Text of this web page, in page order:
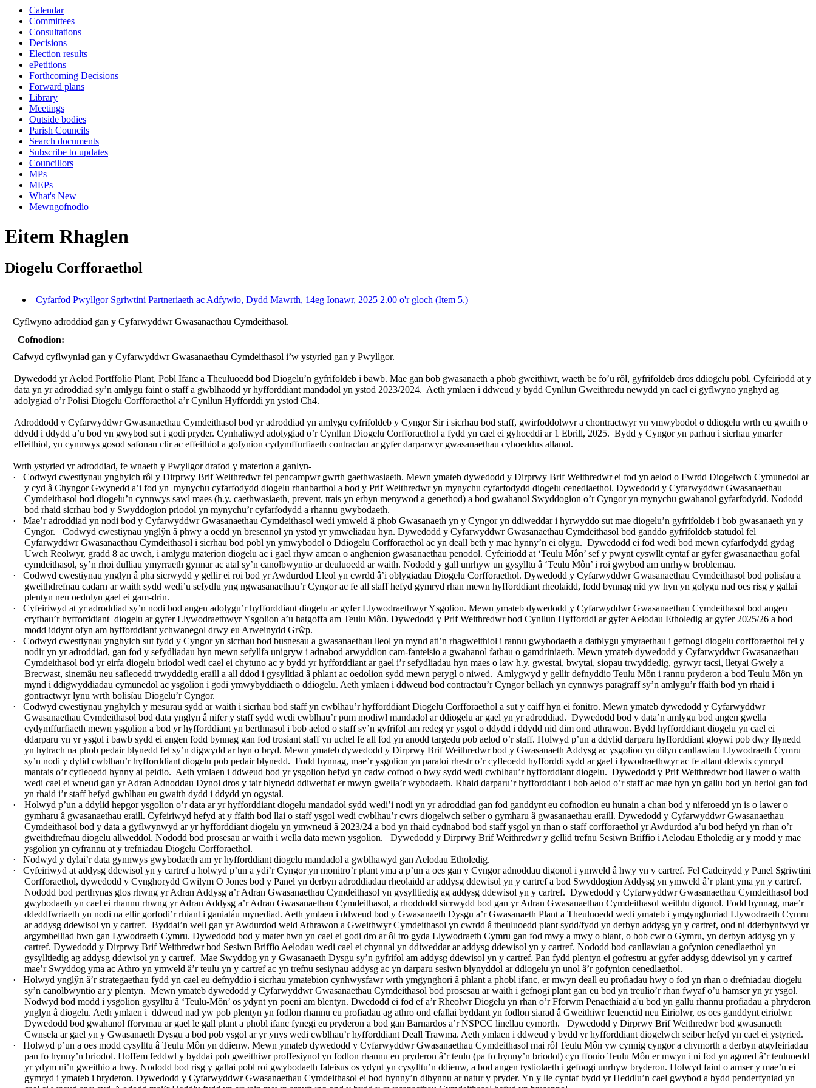
Calendar
Committees
Consultations
Decisions
Election results
ePetitions
Forthcoming Decisions
Forward plans
Library
Meetings
Outside bodies
Parish Councils
Search documents
Subscribe to updates
Councillors
MPs
MEPs
What's New
Mewngofnodio
Eitem Rhaglen
Diogelu Corfforaethol
Cyfarfod Pwyllgor Sgriwtini Partneriaeth ac Adfywio, Dydd Mawrth, 14eg Ionawr, 2025 2.00 o'r gloch (Item 5.)
Cyflwyno adroddiad gan yCyfarwyddwr Gwasanaethau Cymdeithasol.
Cofnodion:
Cafwyd cyflwyniad gan y Cyfarwyddwr Gwasanaethau Cymdeithasol i’w ystyried gan y Pwyllgor.
Dywedodd yr Aelod Portffolio Plant, Pobl Ifanc a Theuluoedd bod Diogelu’n gyfrifoldeb i bawb. Mae gan bob gwasanaeth a phob gweithiwr, waeth be fo’u rôl, gyfrifoldeb dros ddiogelu pobl. Cyfeiriodd at y
data yn yr adroddiad sy’n amlygu faint o staff a gwblhaodd yr hyfforddiant mandadol yn ystod 2023/2024. Aeth ymlaen i ddweud y bydd Cynllun Gweithredu newydd yn cael ei gyflwyno ynghyd ag
adolygiad o’r Polisi Diogelu Corfforaethol a’r Cynllun Hyfforddi yn ystod Ch4.
Adroddodd y Cyfarwyddwr Gwasanaethau Cymdeithasol bod yr adroddiad yn amlygu cyfrifoldeb y Cyngor Sir i sicrhau bod staff, gwirfoddolwyr a chontractwyr yn ymwybodol o ddiogelu wrth eu gwaith o
ddydd i ddydd a’u bod yn gwybod sut i godi pryder. Cynhaliwyd adolygiad o’r Cynllun Diogelu Corfforaethol a fydd yn cael ei gyhoeddi ar 1 Ebrill, 2025. Bydd y Cyngor yn parhau i sicrhau ymarfer
effeithiol, yn cynnwys gosod safonau clir ac effeithiol a gofynion cydymffurfiaeth contractau ar gyfer darparwyr gwasanaethau cyhoeddus allanol.
Wrth ystyried yr adroddiad, fe wnaeth y Pwyllgor drafod y materion a ganlyn-
·
Codwyd cwestiynau ynghylch rôl y Dirprwy Brif Weithredwr fel pencampwr gwrth gaethwasiaeth. Mewn ymateb dywedodd y Dirprwy Brif Weithredwr ei fod yn aelod o Fwrdd Diogelwch Cymunedol ar
y cyd â Chyngor Gwynedd a’i fod yn mynychu cyfarfodydd diogelu rhanbarthol a bod y Prif Weithredwr yn mynychu cyfarfodydd diogelu cenedlaethol. Dywedodd y Cyfarwyddwr Gwasanaethau
Cymdeithasol bod diogelu’n cynnwys sawl maes (h.y. caethwasiaeth, prevent, trais yn erbyn menywod a genethod) a bod gwahanol Swyddogion o’r Cyngor yn mynychu gwahanol gyfarfodydd. Nododd
bod rhaid sicrhau bod y Swyddogion priodol yn mynychu’r cyfarfodydd a rhannu gwybodaeth.
·
Mae’r adroddiad yn nodi bod y Cyfarwyddwr Gwasanaethau Cymdeithasol wedi ymweld â phob Gwasanaeth yn y Cyngor yn ddiweddar i hyrwyddo sut mae diogelu’n gyfrifoldeb i bob gwasanaeth yn y
Cyngor.
Codwyd cwestiynau ynglŷn â phwy a oedd yn bresennol yn ystod yr ymweliadau hyn. Dywedodd y Cyfarwyddwr Gwasanaethau Cymdeithasol bod ganddo gyfrifoldeb statudol fel
Cyfarwyddwr Gwasanaethau Cymdeithasol i sicrhau bod pobl yn ymwybodol o Ddiogelu Corfforaethol ac yn deall beth y mae hynny’n ei olygu. Dywedodd ei fod wedi bod mewn cyfarfodydd gydag
Uwch Reolwyr, gradd 8 ac uwch, i amlygu materion diogelu ac i gael rhyw amcan o anghenion gwasanaethau penodol. Cyfeiriodd at ‘Teulu Môn’ sef y pwynt cyswllt cyntaf ar gyfer gwasanaethau gofal
cymdeithasol, sy’n rhoi dulliau ymyrraeth gynnar ac atal sy’n canolbwyntio ar deuluoedd ar waith. Nododd y gall unrhyw un gysylltu â ‘Teulu Môn’ i roi gwybod am unrhyw broblemau.
·
Codwyd cwestiynau ynglyn â pha sicrwydd y gellir ei roi bod yr Awdurdod Lleol yn cwrdd â’i oblygiadau Diogelu Corfforaethol. Dywedodd y Cyfarwyddwr Gwasanaethau Cymdeithasol bod polisïau a
gweithdrefnau cadarn ar waith sydd wedi’u sefydlu yng ngwasanaethau’r Cyngor ac fe all staff hefyd gymryd rhan mewn hyfforddiant rheolaidd, fodd bynnag nid yw hyn yn golygu nad oes risg y gallai
plentyn neu oedolyn gael ei gam-drin.
·
Cyfeiriwyd at yr adroddiad sy’n nodi bod angen adolygu’r hyfforddiant diogelu ar gyfer Llywodraethwyr Ysgolion. Mewn ymateb dywedodd y Cyfarwyddwr Gwasanaethau Cymdeithasol bod angen
cryfhau’r hyfforddiant diogelu ar gyfer Llywodraethwyr Ysgolion a’u hatgoffa am Teulu Môn. Dywedodd y Prif Weithredwr bod Cynllun Hyfforddi ar gyfer Aelodau Etholedig ar gyfer 2025/26 a bod
modd iddynt ofyn am hyfforddiant ychwanegol drwy eu Arweinydd Grŵp.
·
Codwyd cwestiynau ynghylch sut fydd y Cyngor yn sicrhau bod busnesau a gwasanaethau lleol yn mynd ati’n rhagweithiol i rannu gwybodaeth a datblygu ymyraethau i gefnogi diogelu corfforaethol fel y
nodir yn yr adroddiad, gan fod y sefydliadau hyn mewn sefyllfa unigryw i adnabod arwyddion cam-fanteisio a gwahanol fathau o gamdriniaeth. Mewn ymateb dywedodd y Cyfarwyddwr Gwasanaethau
Cymdeithasol bod yr eirfa diogelu briodol wedi cael ei chytuno ac y bydd yr hyfforddiant ar gael i’r sefydliadau hyn maes o law h.y. gwestai, bwytai, siopau trwyddedig, gyrwyr tacsi, lletyai Gwely a
Brecwast, sinemâu neu safleoedd trwyddedig eraill a all ddod i gysylltiad â phlant ac oedolion sydd mewn perygl o niwed. Amlygwyd y gellir defnyddio Teulu Môn i rannu pryderon a bod Teulu Môn yn
mynd i ddigwyddiadau cymunedol ac ysgolion i godi ymwybyddiaeth o ddiogelu. Aeth ymlaen i ddweud bod contractau’r Cyngor bellach yn cynnwys paragraff sy’n amlygu’r ffaith bod yn rhaid i
gontractwyr lynu wrth bolisïau Diogelu’r Cyngor.
·
Codwyd cwestiynau ynghylch y mesurau sydd ar waith i sicrhau bod staff yn cwblhau’r hyfforddiant Diogelu Corfforaethol a sut y caiff hyn ei fonitro. Mewn ymateb dywedodd y Cyfarwyddwr
Gwasanaethau Cymdeithasol bod data ynglyn â nifer y staff sydd wedi cwblhau’r pum modiwl mandadol ar ddiogelu ar gael yn yr adroddiad. Dywedodd bod y data’n amlygu bod angen gwella
cydymffurfiaeth mewn ysgolion a bod yr hyfforddiant yn berthnasol i bob aelod o staff sy’n gyfrifol am redeg yr ysgol o ddydd i ddydd nid dim ond athrawon. Bydd hyfforddiant diogelu yn cael ei
ddarparu yn yr ysgol i bawb sydd ei angen fodd bynnag gan fod trosiant staff yn uchel fe all fod yn anodd targedu pob aelod o’r staff. Holwyd p’un a ddylid darparu hyfforddiant gloywi pob dwy flynedd
yn hytrach na phob pedair blynedd fel sy’n digwydd ar hyn o bryd. Mewn ymateb dywedodd y Dirprwy Brif Weithredwr bod y Gwasanaeth Addysg ac ysgolion yn dilyn canllawiau Llywodraeth Cymru
sy’n nodi y dylid cwblhau’r hyfforddiant diogelu pob pedair blynedd. Fodd bynnag, mae’r ysgolion yn paratoi rhestr o’r cyfleoedd hyfforddi sydd ar gael i lywodraethwyr ac fe allant ddewis cymryd
mantais o’r cyfleoedd hynny ai peidio. Aeth ymlaen i ddweud bod yr ysgolion hefyd yn cadw cofnod o bwy sydd wedi cwblhau’r hyfforddiant diogelu. Dywedodd y Prif Weithredwr bod llawer o waith
wedi cael ei wneud gan yr Adran Adnoddau Dynol dros y tair blynedd ddiwethaf er mwyn gwella’r wybodaeth. Rhaid darparu’r hyfforddiant i bob aelod o’r staff ac mae hyn yn gallu bod yn heriol gan fod
yn rhaid i’r staff hefyd gwblhau eu gwaith dydd i ddydd yn ogystal.
·
Holwyd p’un a ddylid hepgor ysgolion o’r data ar yr hyfforddiant diogelu mandadol sydd wedi’i nodi yn yr adroddiad gan fod ganddynt eu cofnodion eu hunain a chan bod y niferoedd yn is o lawer o
gymharu â gwasanaethau eraill. Cyfeiriwyd hefyd at y ffaith bod llai o staff ysgol wedi cwblhau’r cwrs diogelwch seiber o gymharu â gwasanaethau eraill. Dywedodd y Cyfarwyddwr Gwasanaethau
Cymdeithasol bod y data a gyflwynwyd ar yr hyfforddiant diogelu yn ymwneud â 2023/24 a bod yn rhaid cydnabod bod staff ysgol yn rhan o staff corfforaethol yr Awdurdod a’u bod hefyd yn rhan o’r
gweithdrefnau diogelu allweddol. Nododd bod prosesau ar waith i wella data mewn ysgolion.
Dywedodd y Dirprwy Brif Weithredwr y gellid trefnu Sesiwn Briffio i Aelodau Etholedig ar y modd y mae
ysgolion yn cyfrannu at y trefniadau Diogelu Corfforaethol.
·
Nodwyd y dylai’r data gynnwys gwybodaeth am yr hyfforddiant diogelu mandadol a gwblhawyd gan Aelodau Etholedig.
·
Cyfeiriwyd at addysg ddewisol yn y cartref a holwyd p’un a ydi’r Cyngor yn monitro’r plant yma a p’un a oes gan y Cyngor adnoddau digonol i ymweld â hwy yn y cartref. Fel Cadeirydd y Panel Sgriwtini
Corfforaethol, dywedodd y Cynghorydd Gwilym O Jones bod y Panel yn derbyn adroddiadau rheolaidd ar addysg ddewisol yn y cartref a bod Swyddogion Addysg yn ymweld â’r plant yma yn y cartref.
Nododd bod perthynas glos rhwng yr Adran Addysg a’r Adran Gwasanaethau Cymdeithasol yn gysylltiedig ag addysg ddewisol yn y cartref. Dywedodd y Cyfarwyddwr Gwasanaethau Cymdeithasol bod
gwybodaeth yn cael ei rhannu rhwng yr Adran Addysg a’r Adran Gwasanaethau Cymdeithasol, a rhoddodd sicrwydd bod gan yr Adran Gwasanaethau Cymdeithasol weithlu digonol. Fodd bynnag, mae’r
ddeddfwriaeth yn nodi na ellir gorfodi’r rhiant i ganiatáu mynediad. Aeth ymlaen i ddweud bod y Gwasanaeth Dysgu a’r Gwasanaeth Plant a Theuluoedd wedi ymateb i ymgynghoriad Llywodraeth Cymru
ar addysg ddewisol yn y cartref. Byddai’n well gan yr Awdurdod weld Athrawon a Gweithwyr Cymdeithasol yn cwrdd â theuluoedd plant sydd/fydd yn derbyn addysg yn y cartref, ond ni dderbyniwyd yr
argymhelliad hwn gan Lywodraeth Cymru. Dywedodd bod y mater hwn yn cael ei godi dro ar ôl tro gyda Llywodraeth Cymru gan fod mwy a mwy o blant, o bob cwr o Gymru, yn derbyn addysg yn y
cartref. Dywedodd y Dirprwy Brif Weithredwr bod Sesiwn Briffio Aelodau wedi cael ei chynnal yn ddiweddar ar addysg ddewisol yn y cartref. Nododd bod canllawiau a gofynion cenedlaethol yn
gysylltiedig ag addysg ddewisol yn y cartref. Mae Swyddog yn y Gwasanaeth Dysgu sy’n gyfrifol am addysg ddewisol yn y cartref. Pan fydd plentyn ei gofrestru ar gyfer addysg ddewisol yn y cartref
mae’r Swyddog yma ac Athro yn ymweld â’r teulu yn y cartref ac yn trefnu sesiynau addysg ac yn darparu sesiwn blynyddol ar ddiogelu yn unol â’r gofynion cenedlaethol.
·
Holwyd ynglŷn â’r strategaethau fydd yn cael eu defnyddio i sicrhau ymatebion cynhwysfawr wrth ymgynghori â phlant a phobl ifanc, er mwyn deall eu profiadau hwy o fod yn rhan o drefniadau diogelu
sy’n canolbwyntio ar y plentyn. Mewn ymateb dywedodd y Cyfarwyddwr Gwasanaethau Cymdeithasol bod prosesau ar waith i gefnogi plant gan eu bod yn treulio’r rhan fwyaf o’u hamser yn yr ysgol.
Nodwyd bod modd i ysgolion gysylltu â ‘Teulu-Môn’ os ydynt yn poeni am blentyn. Dwedodd ei fod ef a’r Rheolwr Diogelu yn rhan o’r Fforwm Penaethiaid a'u bod yn gallu rhannu profiadau a phryderon
ynglyn â diogelu. Aeth ymlaen i ddweud nad yw pob plentyn yn fodlon rhannu eu profiadau ag athro ond efallai byddant yn fodlon siarad â Gweithiwr Ieuenctid neu Eiriolwr, os oes ganddynt eiriolwr.
Dywedodd bod gwahanol fforymau ar gael le gall plant a phobl ifanc fynegi eu pryderon a bod gan Barnardos a’r NSPCC linellau cymorth.
Dywedodd y Dirprwy Brif Weithredwr bod gwasanaeth
Cwnsela ar gael yn y Gwasanaeth Dysgu a bod pob ysgol ar yr ynys wedi cwblhau’r hyfforddiant Deall Trawma. Aeth ymlaen i ddweud y bydd yr hyfforddiant diogelwch seiber hefyd yn cael ei ystyried.
·
Holwyd p’un a oes modd cysylltu â Teulu Môn yn ddienw. Mewn ymateb dywedodd y Cyfarwyddwr Gwasanaethau Cymdeithasol mai rôl Teulu Môn yw cynnig cyngor a chymorth a derbyn atgyfeiriadau
pan fo hynny’n briodol. Hoffem feddwl y byddai pob gweithiwr proffesiynol yn fodlon rhannu eu pryderon â’r teulu (pa fo hynny’n briodol) cyn ffonio Teulu Môn er mwyn i ni fod yn agored â’r teuluoedd
yr ydym ni’n gweithio a hwy. Nododd bod risg y gallai pobl roi gwybodaeth faleisus os ydynt yn cysylltu’n ddienw, a bod angen tystiolaeth i gefnogi unrhyw bryderon. Holwyd faint o amser y mae’n ei
gymryd i ymateb i bryderon. Dywedodd y Cyfarwyddwr Gwasanaethau Cymdeithasol ei bod hynny’n dibynnu ar natur y pryder. Yn y lle cyntaf bydd yr Heddlu’n cael gwybod a bydd penderfyniad yn